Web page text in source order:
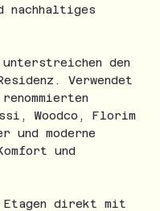
nachhaltiges
unterstreichen den
Verwendet
Woodco, Florim
und moderne
und
direkt mit